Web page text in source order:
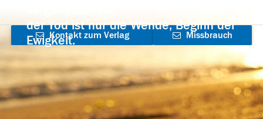
der Tod ist nur die Wende, Beginn der
Ewigkeit.
Kontakt zum Verlag
aufnehmen
Missbrauch